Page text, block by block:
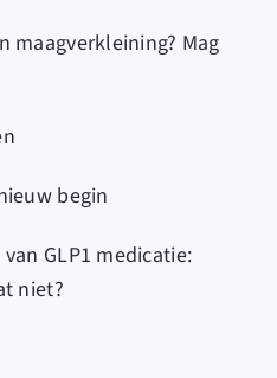
maagverkleining? Mag
begin
GLP1 medicatie:
niet?